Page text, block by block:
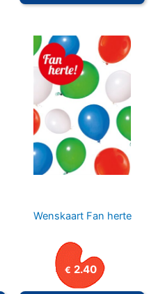
Wenskaart Fan herte
€ 2.40